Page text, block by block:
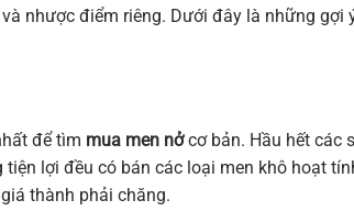
nhược điểm riêng. Dưới đây là những gợi
để tìm mua men nởcơ bản. Hầu hết các
tiện lợi đều có bán các loại men khô hoạt
thành phải chăng.